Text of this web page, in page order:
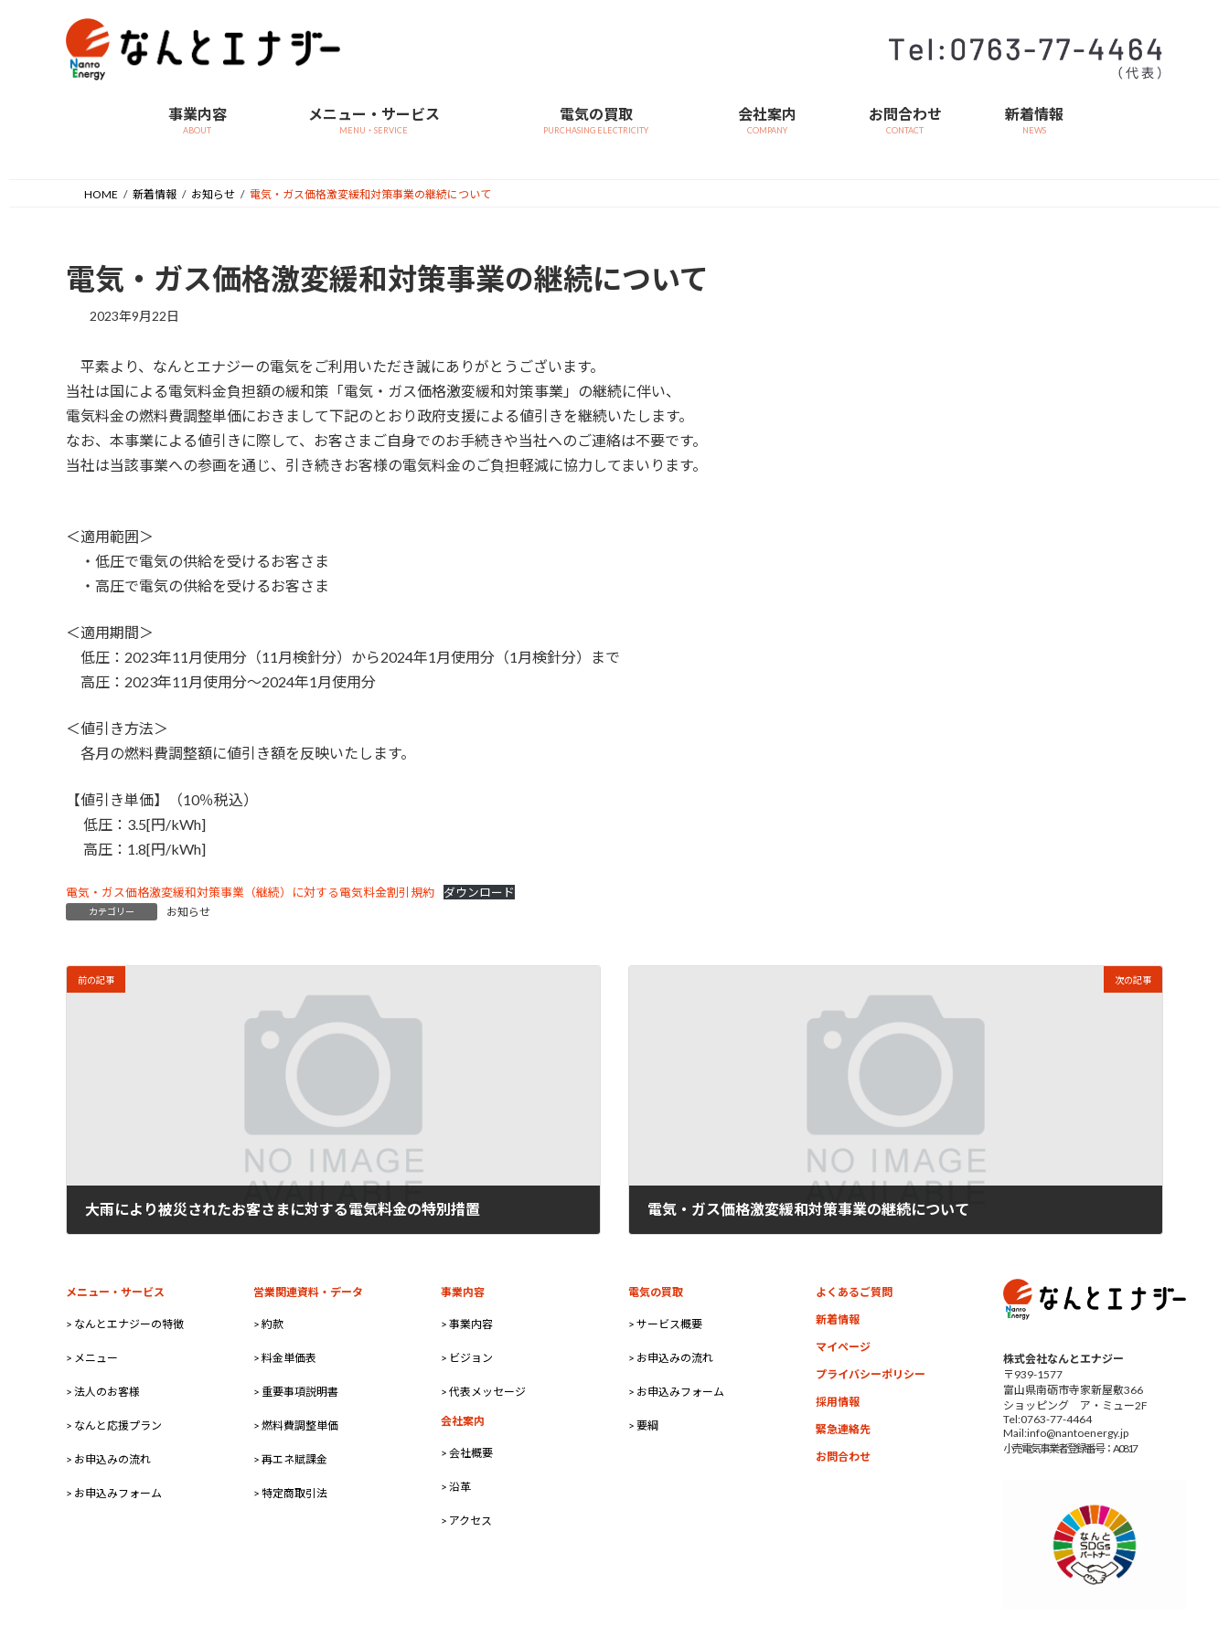
事業内容
ABOUT
メニュー・サービス
MENU・SERVICE
電気の買取
PURCHASING ELECTRICITY
会社案内
COMPANY
お問合わせ
CONTACT
新着情報
NEWS
HOME 新着情報 お知らせ 電気・ガス価格激変緩和対策事業の継続について
電気・ガス価格激変緩和対策事業の継続について
2023年9月22日
平素より、なんとエナジーの電気をご利用いただき誠にありがとうございます。
当社は国による電気料金負担額の緩和策「電気・ガス価格激変緩和対策事業」の継続に伴い、
電気料金の燃料費調整単価におきまして下記のとおり政府支援による値引きを継続いたします。
なお、本事業による値引きに際して、お客さまご自身でのお手続きや当社へのご連絡は不要です。
当社は当該事業への参画を通じ、引き続きお客様の電気料金のご負担軽減に協力してまいります。
＜適用範囲＞
・低圧で電気の供給を受けるお客さま
・高圧で電気の供給を受けるお客さま
＜適用期間＞
低圧：2023年11月使用分（11月検針分）から2024年1月使用分（1月検針分）まで
高圧：2023年11月使用分～2024年1月使用分
＜値引き方法＞
各月の燃料費調整額に値引き額を反映いたします。
【値引き単価】（10％税込）
低圧：3.5[円/kWh]
高圧：1.8[円/kWh]
電気・ガス価格激変緩和対策事業（継続）に対する電気料金割引規約 ダウンロード
カテゴリー お知らせ
前の記事
大雨により被災されたお客さまに対する電気料金の特別措置
次の記事
電気・ガス価格激変緩和対策事業の継続について
メニュー・サービス
> なんとエナジーの特徴
> メニュー
> 法人のお客様
> なんと応援プラン
> お申込みの流れ
> お申込みフォーム
営業関連資料・データ
> 約款
> 料金単価表
> 重要事項説明書
> 燃料費調整単価
> 再エネ賦課金
> 特定商取引法
事業内容
> 事業内容
> ビジョン
> 代表メッセージ
会社案内
> 会社概要
> 沿革
> アクセス
電気の買取
> サービス概要
> お申込みの流れ
> お申込みフォーム
> 要綱
よくあるご質問
新着情報
マイページ
プライバシーポリシー
採用情報
緊急連絡先
お問合わせ
株式会社なんとエナジー
〒939-1577
富山県南砺市寺家新屋敷366
ショッピング ア・ミュー2F
Tel:0763-77-4464
Mail:info@nantoenergy.jp
小売電気事業者登録番号：A0817